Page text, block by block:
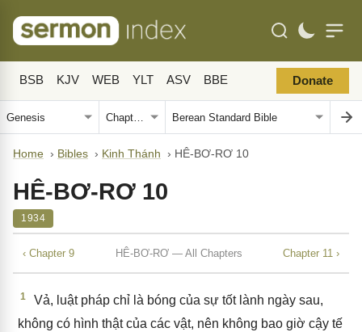
BSB KJV WEB YLT ASV BBE Donate
Home › Bibles › Kinh Thánh › HÊ-BƠ-RƠ 10
HÊ-BƠ-RƠ 10
1934
‹ Chapter 9 HÊ-BƠ-RƠ — All Chapters Chapter 11 ›
1
Vả, luật pháp chỉ là bóng của sự tốt lành ngày sau,
không có hình thật của các vật, nên không bao giờ cậy tế